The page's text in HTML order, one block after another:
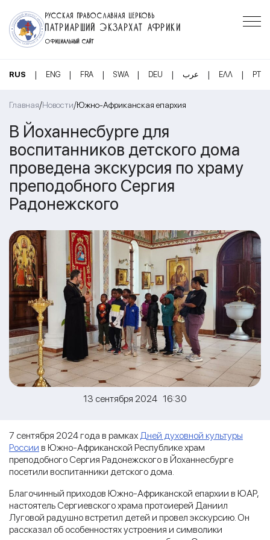
РУССКАЯ ПРАВОСЛАВНАЯ ЦЕРКОВЬ
ПАТРИАРШИЙ ЭКЗАРХАТ АФРИКИ
ОФИЦИАЛЬНЫЙ САЙТ
RUS | ENG | FRA | SWA | DEU | عرب | ΕΛΛ | PT
Главная/Новости/Южно-Африканская епархия
В Йоханнесбурге для
воспитанников детского дома
проведена экскурсия по храму
преподобного Сергия
Радонежского
13 сентября 2024 16:30
7 сентября 2024 года в рамках Дней духовной культуры
России в Южно-Африканской Республике храм
преподобного Сергия Радонежского в Йоханнесбурге
посетили воспитанники детского дома.
Благочинный приходов Южно-Африканской епархии в ЮАР,
настоятель Сергиевского храма протоиерей Даниил
Луговой радушно встретил детей и провел экскурсию. Он
рассказал об особенностях устроения и символики